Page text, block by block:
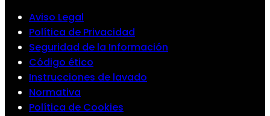
Aviso Legal
Política de Privacidad
Seguridad de la Información
Código ético
Instrucciones de lavado
Normativa
Política de Cookies